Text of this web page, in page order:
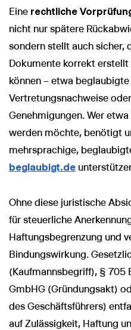
Eine rechtliche
nicht nur spätere
sondern stellt auch sicher,
Dokumente korrekt
können – etwa
Vertretungsnachweise
Genehmigungen. Wer
werden möchte, benötigt
mehrsprachige,
beglaubigt.de
Ohne diese juristische
für steuerliche
Haftungsbegrenzung und
Bindungswirkung.
(Kaufmannsbegriff), § 705
GmbHG (Gründungsakt)
des Geschäftsführers)
auf Zulässigkeit, Haftung